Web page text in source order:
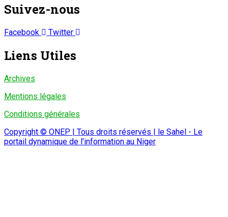
Suivez-nous
Facebook Twitter
Liens Utiles
Archives
Mentions légales
Conditions générales
Copyright © ONEP | Tous droits réservés | le Sahel - Le
portail dynamique de l'information au Niger